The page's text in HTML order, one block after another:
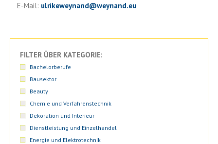
E-Mail: ulrikeweynand@weynand.eu
FILTER ÜBER KATEGORIE:
Bachelorberufe
Bausektor
Beauty
Chemie und Verfahrenstechnik
Dekoration und Interieur
Dienstleistung und Einzelhandel
Energie und Elektrotechnik